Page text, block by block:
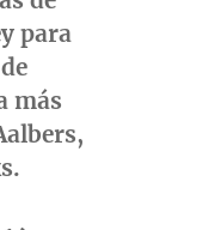
para
más
,